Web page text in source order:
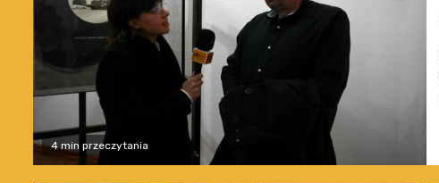
4 min przeczytania